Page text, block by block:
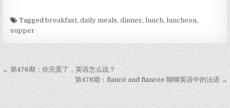
n
a
W
e
i
b
o
i
t
e
r
c
b
o
o
k
n
e
r
e
s
t
e
n
o
t
e
d
i
t
m
l
r
W
Taggedbreakfast,daily meals,dinner,lunch,luncheon,
supper
文章导航
← 第476期：你完蛋了，英语怎么说？
第478期：fiancé and fiancée 聊聊英语中的法语 →